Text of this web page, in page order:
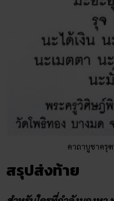
คาถาบูชาครุ
สรุปส่งท้าย